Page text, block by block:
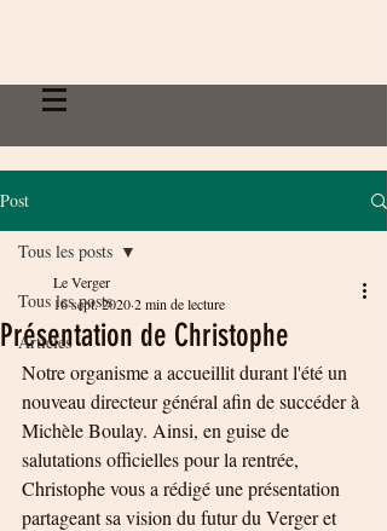
Post
Tous les posts
Articles
Tous les posts
Présentation de Christophe
Le Verger
16 sept. 20202 min de lecture
Notre organisme a accueillit durant l'été un
nouveau directeur général afin de succéder à
Michèle Boulay. Ainsi, en guise de
salutations officielles pour la rentrée,
Christophe vous a rédigé une présentation
partageant sa vision du futur du Verger et